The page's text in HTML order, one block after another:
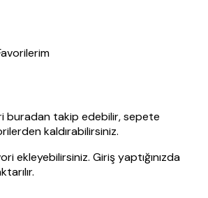
buradan takip edebilir, sepete
kaldırabilirsiniz.
ekleyebilirsiniz. Giriş yaptığınızda